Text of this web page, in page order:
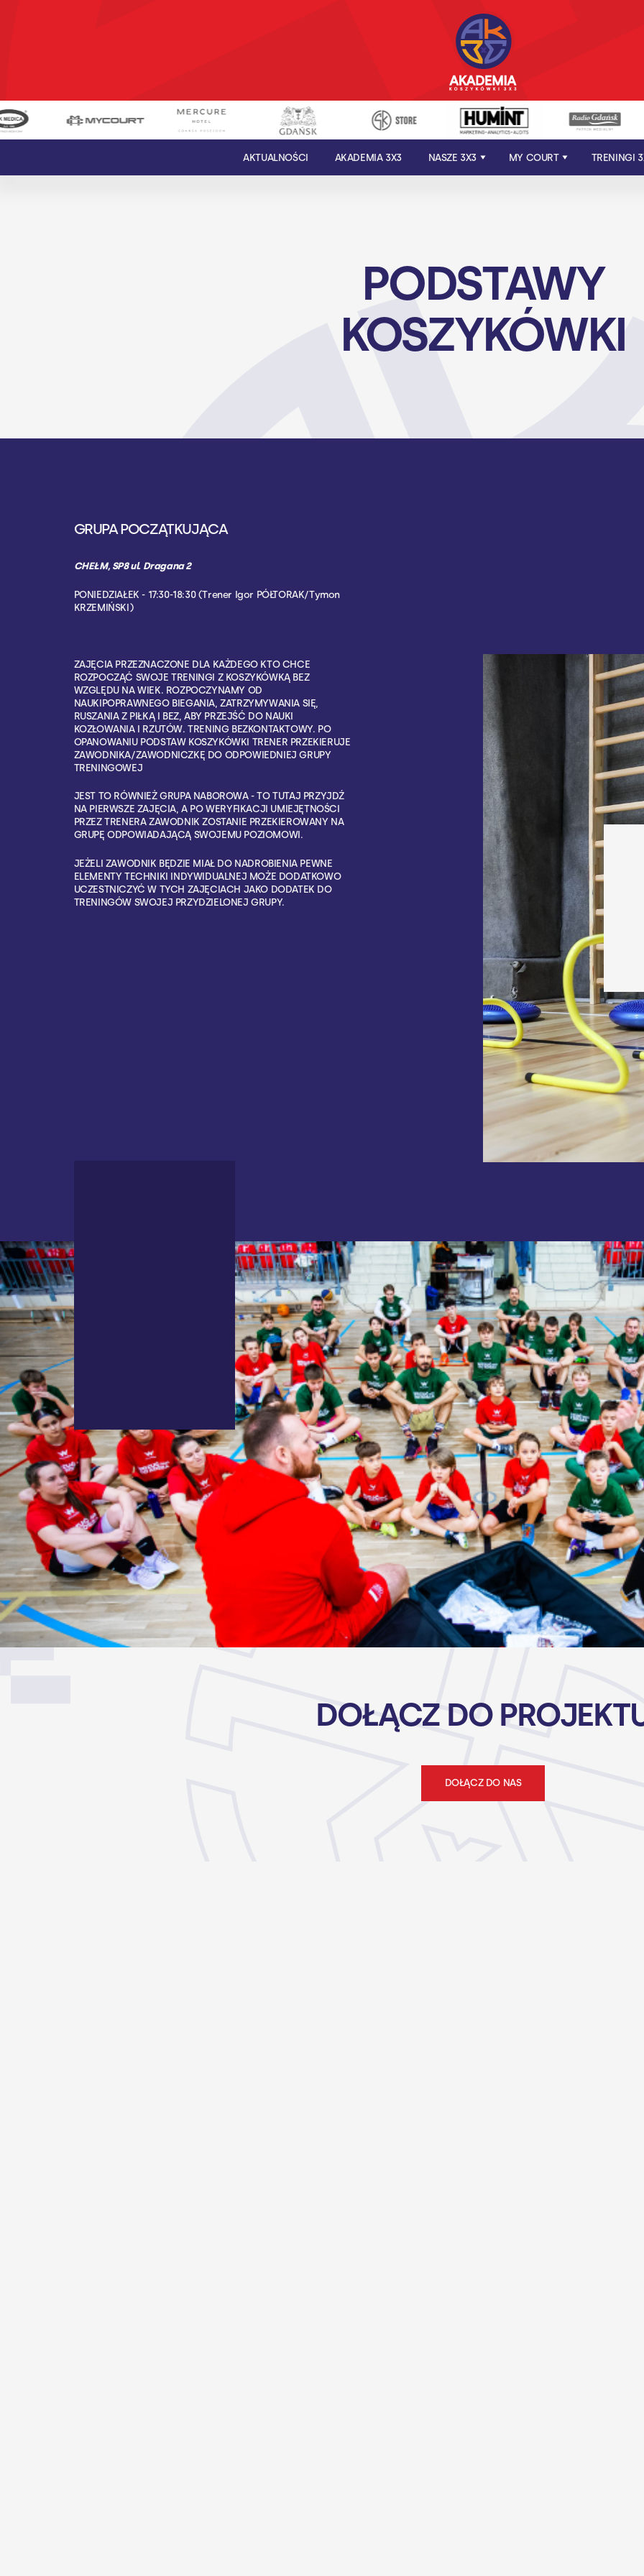
AKTUALNOŚCI AKADEMIA 3X3 NASZE 3X3 MY COURT TRENINGI
PODSTAWY
KOSZYKÓWKI
GRUPA POCZĄTKUJĄCA
CHEŁM, SP8 ul. Dragana 2
PONIEDZIAŁEK - 17:30-18:30 (Trener Igor PÓŁTORAK/Tymon
KRZEMIŃSKI)
ZAJĘCIA PRZEZNACZONE DLA KAŻDEGO KTO CHCE
ROZPOCZĄĆ SWOJE TRENINGI Z KOSZYKÓWKĄ BEZ
WZGLĘDU NA WIEK. ROZPOCZYNAMY OD
NAUKIPOPRAWNEGO BIEGANIA, ZATRZYMYWANIA SIĘ,
RUSZANIA Z PIŁKĄ I BEZ, ABY PRZEJŚĆ DO NAUKI
KOZŁOWANIA I RZUTÓW. TRENING BEZKONTAKTOWY. PO
OPANOWANIU PODSTAW KOSZYKÓWKI TRENER PRZEKIERUJE
ZAWODNIKA/ZAWODNICZKĘ DO ODPOWIEDNIEJ GRUPY
TRENINGOWEJ
JEST TO RÓWNIEŻ GRUPA NABOROWA - TO TUTAJ PRZYJDŹ
NA PIERWSZE ZAJĘCIA, A PO WERYFIKACJI UMIEJĘTNOŚCI
PRZEZ TRENERA ZAWODNIK ZOSTANIE PRZEKIEROWANY NA
GRUPĘ ODPOWIADAJĄCĄ SWOJEMU POZIOMOWI.
JEŻELI ZAWODNIK BĘDZIE MIAŁ DO NADROBIENIA PEWNE
ELEMENTY TECHNIKI INDYWIDUALNEJ MOŻE DODATKOWO
UCZESTNICZYĆ W TYCH ZAJĘCIACH JAKO DODATEK DO
TRENINGÓW SWOJEJ PRZYDZIELONEJ GRUPY.
DOŁĄCZ DO
DOŁĄCZ DO NAS